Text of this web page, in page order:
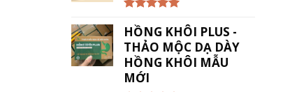
hạng5.005
sao
HỒNG KHÔI PLUS -
THẢO MỘC DẠ DÀY
HỒNG KHÔI MẪU
MỚI